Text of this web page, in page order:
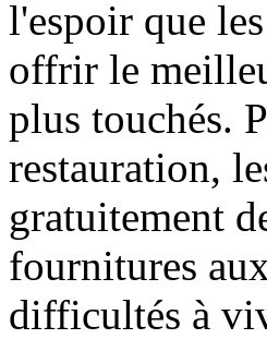
l'espoir que
offrir le
plus touchés.
restauration,
gratuitement
fournitures
difficultés à